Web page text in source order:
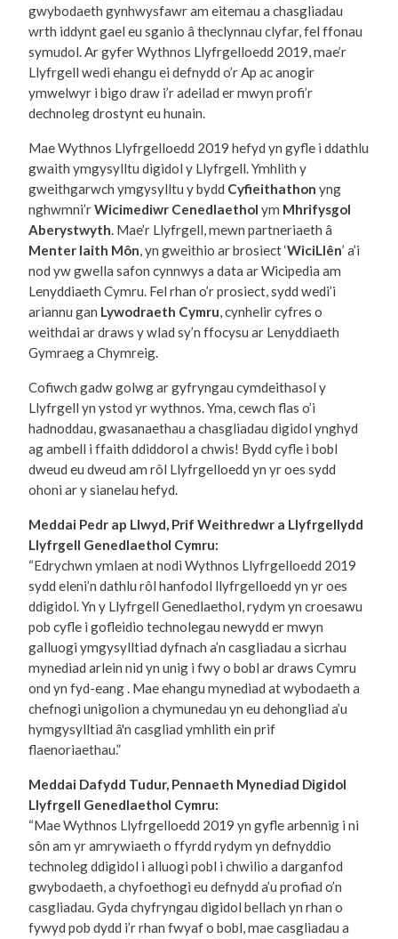
gwybodaeth gynhwysfawr am eitemau a chasgliadau
wrth iddynt gael eu sganio â theclynnau clyfar, fel ffonau
symudol. Ar gyfer Wythnos Llyfrgelloedd 2019, mae’r
Llyfrgell wedi ehangu ei defnydd o’r Ap ac anogir
ymwelwyr i bigo draw i’r adeilad er mwyn profi’r
dechnoleg drostynt eu hunain.
Mae Wythnos Llyfrgelloedd 2019 hefyd yn gyfle i ddathlu
gwaith ymgysylltu digidol y Llyfrgell. Ymhlith y
gweithgarwch ymgysylltu y bydd Cyfieithathon yng
nghwmni’rWicimediwr Cenedlaethol ym Mhrifysgol
Aberystwyth. Mae’r Llyfrgell, mewn partneriaeth â
Menter Iaith Môn, yn gweithio ar brosiect ‘WiciLlên’ a’i
nod yw gwella safon cynnwys a data ar Wicipedia am
Lenyddiaeth Cymru. Fel rhan o’r prosiect, sydd wedi’i
ariannu gan Lywodraeth Cymru, cynhelir cyfres o
weithdai ar draws y wlad sy’n ffocysu ar Lenyddiaeth
Gymraeg a Chymreig.
Cofiwch gadw golwg ar gyfryngau cymdeithasol y
Llyfrgell yn ystod yr wythnos. Yma, cewch flas o’i
hadnoddau, gwasanaethau a chasgliadau digidol ynghyd
ag ambell i ffaith ddiddorol a chwis! Bydd cyfle i bobl
dweud eu dweud am rôl Llyfrgelloedd yn yr oes sydd
ohoni ar y sianelau hefyd.
Meddai Pedr ap Llwyd, Prif Weithredwr a Llyfrgellydd
Llyfrgell Genedlaethol Cymru:
“Edrychwn ymlaen at nodi Wythnos Llyfrgelloedd 2019
sydd eleni’n dathlu rôl hanfodol llyfrgelloedd yn yr oes
ddigidol. Yn y Llyfrgell Genedlaethol, rydym yn croesawu
pob cyfle i gofleidio technolegau newydd er mwyn
galluogi ymgysylltiad dyfnach a’n casgliadau a sicrhau
mynediad arlein nid yn unig i fwy o bobl ar draws Cymru
ond yn fyd-eang . Mae ehangu mynediad at wybodaeth a
chefnogi unigolion a chymunedau yn eu dehongliad a’u
hymgysylltiad â'n casgliad ymhlith ein prif
flaenoriaethau.”
Meddai Dafydd Tudur, Pennaeth Mynediad Digidol
Llyfrgell Genedlaethol Cymru:
“Mae Wythnos Llyfrgelloedd 2019 yn gyfle arbennig i ni
sôn am yr amrywiaeth o ffyrdd rydym yn defnyddio
technoleg ddigidol i alluogi pobl i chwilio a darganfod
gwybodaeth, a chyfoethogi eu defnydd a’u profiad o’n
casgliadau. Gyda chyfryngau digidol bellach yn rhan o
fywyd pob dydd i’r rhan fwyaf o bobl, mae casgliadau a